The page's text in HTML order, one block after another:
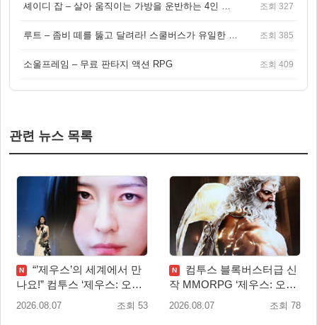
셰이디 잡 – 살아 움직이는 가방을 운반하는 4인 협동 물리 어드벤처 게임 조회 327
루트 – 좀비 떼를 뚫고 달려라! 스쿨버스가 유일한 집이 되는 4인 협동 생존 게임 조회 385
소울프레임 – 무료 판타지 액션 RPG 조회 409
관련 뉴스 목록
N
“’제우스’의 세계에서 만
나요!” 컴투스 ‘제우스: 오만
의 신’ 쇼케이스 찾은 배우
2026.08.07 조회 53
N
컴투스 블록버스터급 신
작 MMORPG ‘제우스: 오만
의 신’, 8월 26일 출시!
2026.08.07 조회 78